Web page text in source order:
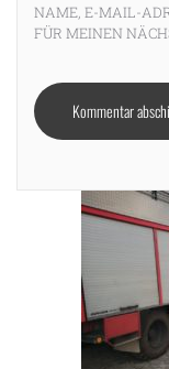
NAME, E-MAIL-
FÜR MEINEN